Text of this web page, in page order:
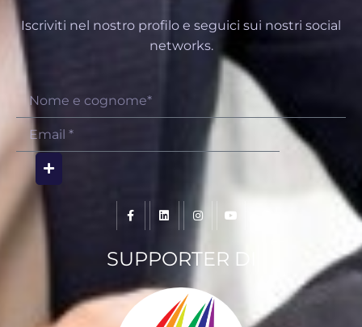
Iscriviti nel nostro profilo e seguici sui nostri social
networks.
SUPPORTER DI